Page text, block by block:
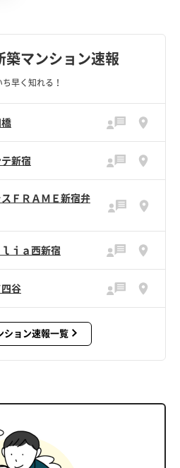
築マンション速報
早く知れる！
新宿
ＦＲＡＭＥ新宿弁
ｉａ西新宿
谷
ション速報一覧